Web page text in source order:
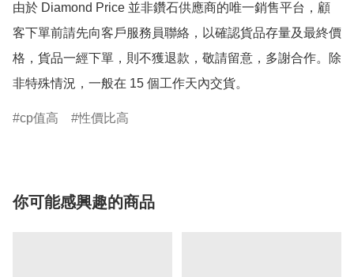
由於 Diamond Price 並非鑽石供應商的唯一銷售平台，顧
客下單前請先向客戶服務員聯絡，以確認貨品存量及最終價
格，貨品一經下單，則不獲退款，敬請留意，多謝合作。除
非特殊情況，一般在 15 個工作天內交貨。
cp值高 性價比高
你可能感興趣的商品